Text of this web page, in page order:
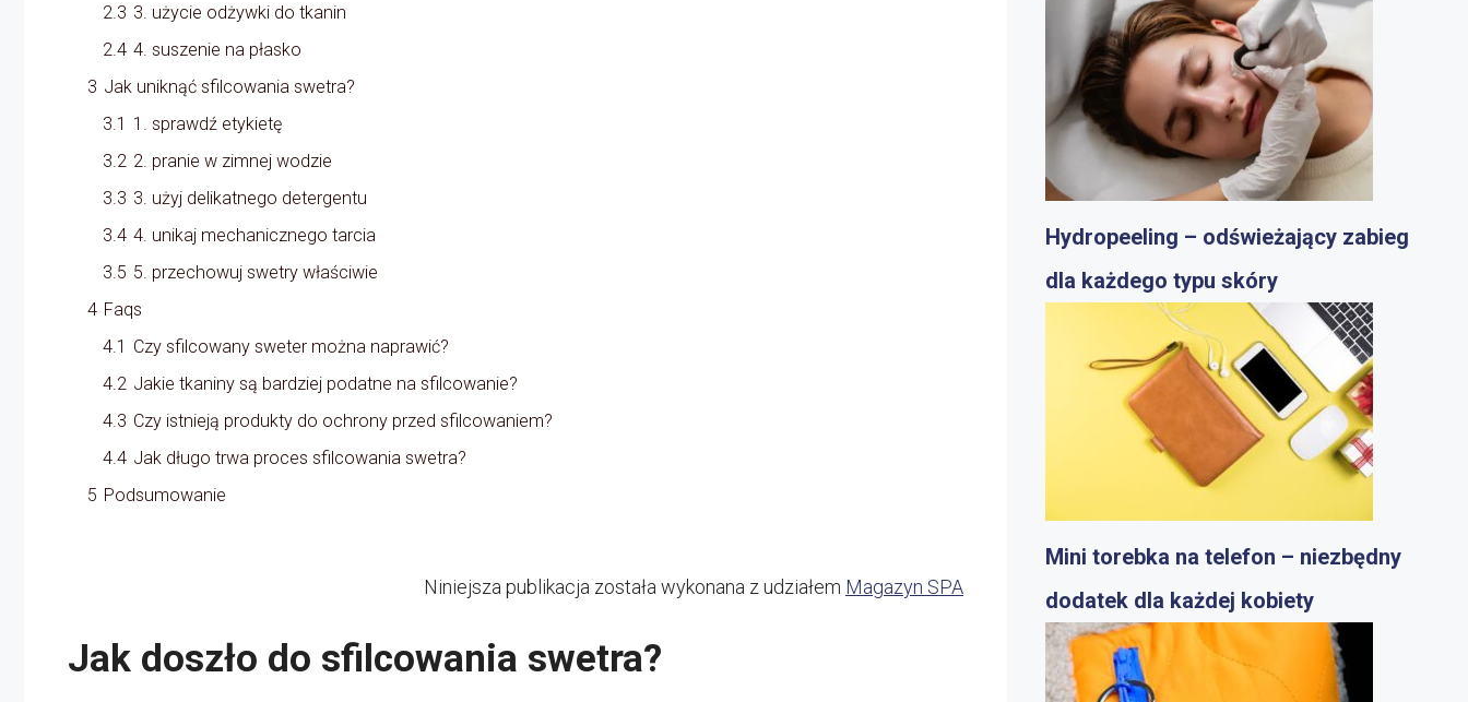
2.3 3. użycie odżywki do tkanin
2.4 4. suszenie na płasko
3 Jak uniknąć sfilcowania swetra?
3.1 1. sprawdź etykietę
3.2 2. pranie w zimnej wodzie
3.3 3. użyj delikatnego detergentu
3.4 4. unikaj mechanicznego tarcia
3.5 5. przechowuj swetry właściwie
4 Faqs
4.1 Czy sfilcowany sweter można naprawić?
4.2 Jakie tkaniny są bardziej podatne na sfilcowanie?
4.3 Czy istnieją produkty do ochrony przed sfilcowaniem?
4.4 Jak długo trwa proces sfilcowania swetra?
5 Podsumowanie
Niniejsza publikacja została wykonana z udziałem Magazyn SPA
Jak doszło do sfilcowania swetra?
Hydropeeling – odświeżający zabieg
dla każdego typu skóry
Mini torebka na telefon – niezbędny
dodatek dla każdej kobiety